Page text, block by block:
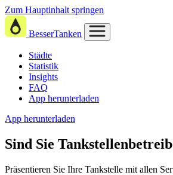
Zum Hauptinhalt springen
BesserTanken
Städte
Statistik
Insights
FAQ
App herunterladen
App herunterladen
Sind Sie
Präsentieren Sie Ihre Tankstelle mit allen